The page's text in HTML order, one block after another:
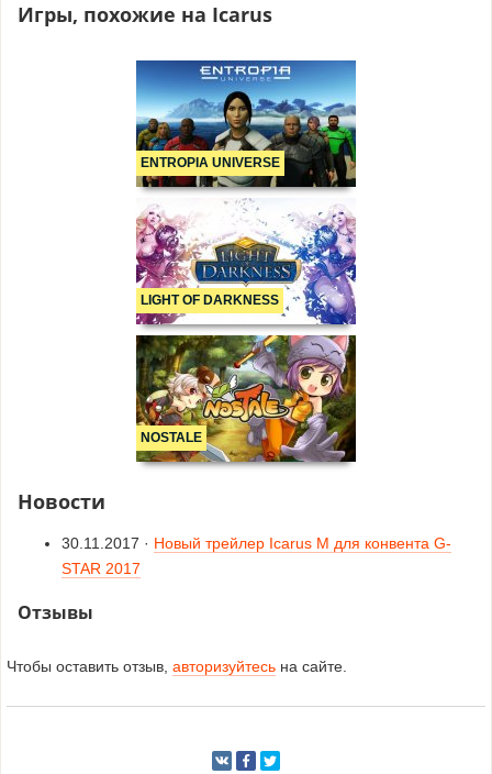
Игры, похожие на Icarus
ENTROPIA UNIVERSE
LIGHT OF DARKNESS
NOSTALE
Новости
30.11.2017 · Новый трейлер Icarus M для конвента G-
STAR 2017
Отзывы
Чтобы оставить отзыв, авторизуйтесь на сайте.